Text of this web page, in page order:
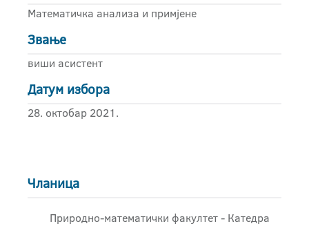
Математичка анализа и примјене
Звање
виши асистент
Датум избора
28. октобар 2021.
Чланица
Природно-математички факултет - Катедра